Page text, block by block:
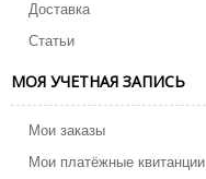
Доставка
Статьи
МОЯ УЧЕТНАЯ ЗАПИСЬ
Мои заказы
Мои платёжные квитанции